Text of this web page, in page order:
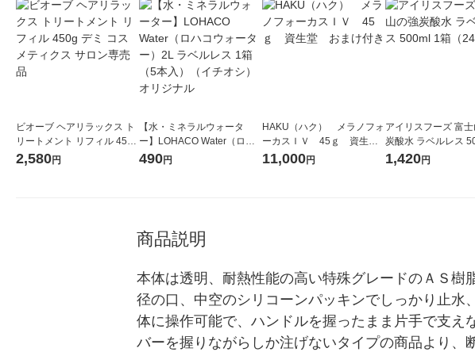
ビオーブ ヘアリラックス ト
リートメント リフィル 450g
デミ コスメティクス サロン
2,580円
【水・ミネラルウォータ
ー】LOHACO Water（ロハ
コウォーター）2L ラベルレ
490円
HAKU（ハク） メラノフォ
ーカスＩＶ 45ｇ 資生
堂 おまけ付き
11,000円
アイリスフーズ 富
炭酸水 ラベルレス
箱（24本入）
1,420円
商品説明
本体は透明、耐熱性能の高い特殊グレードのＡＳ
径の口、中空のシリコーンパッキンでしっかり止
体に操作可能で、ハンドルを握ったまま片手で支
バーを握りながらしか注げないタイプの商品より